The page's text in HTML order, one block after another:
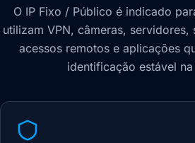
O IP Fixo / Público é indicado
utilizam VPN, câmeras, servidores,
acessos remotos e aplicações
identificação estável